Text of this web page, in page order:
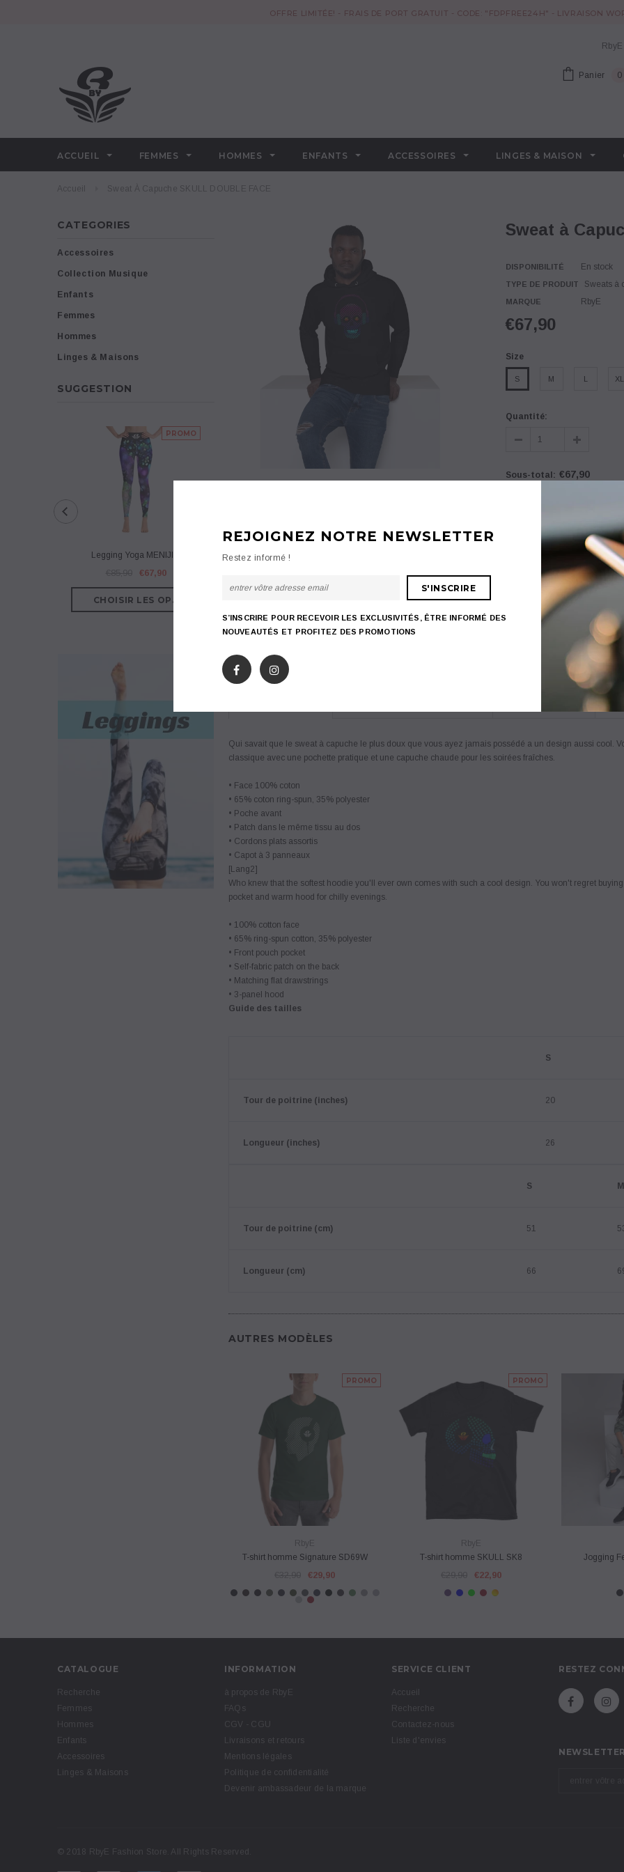
OFFRE LIMITÉE! - FRAIS DE PORT GRATUIT - CODE: "FDPFREE24H" - LIVRAISON
RbyE
Panier 0
ACCUEIL FEMMES HOMMES ENFANTS ACCESSOIRES LINGES & MAISON
Accueil Sweat À Capuche SKULL DOUBLE FACE
CATEGORIES
Accessoires
Collection Musique
Enfants
Femmes
Hommes
Linges & Maisons
SUGGESTION
PROMO
Legging Yoga MENIJIM
€67,90
PROMO
Legging Yoga Court MYRIEL
€22,90 €18,95
Maillot de Bain
€69,90
Sweat à
DISPONIBILITÉ En stock
TYPE DE PRODUIT Sweats à
MARQUE RbyE
€67,90
Size
S M L XL
Quantité:
Sous-total : €67,90
AJOUTER À LA
ACHETER
Qui savait que le sweat à capuche le plus doux que vous ayez jamais possédé a un design aussi cool.
classique avec une pochette pratique et une capuche chaude pour les soirées fraîches.
• Face 100% coton
• 65% coton ring-spun, 35% polyester
• Poche avant
• Patch dans le même tissu au dos
• Cordons plats assortis
• Capot à 3 panneaux
[Lang2]
Who knew that the softest hoodie you'll ever own comes with such a cool design. You won't regret
pocket and warm hood for chilly evenings.
• 100% cotton face
• 65% ring-spun cotton, 35% polyester
• Front pouch pocket
• Self-fabric patch on the back
• Matching flat drawstrings
• 3-panel hood
Guide des tailles
S
Tour de poitrine (inches) 20
Longueur (inches) 26
S M
Tour de poitrine (cm) 51
Longueur (cm) 66
AUTRES MODÈLES
PROMO
VUE RAPIDE
RbyE
T-shirt homme Signature SD69W
€29,90
PROMO
VUE RAPIDE
RbyE
T-shirt homme SKULL SK8
€22,90
Jogging
CATALOGUE
Recherche
Femmes
Hommes
Enfants
Accessoires
Linges & Maisons
INFORMATION
à propos de RbyE
FAQs
CGV - CGU
Livraisons et retours
Mentions légales
Politique de confidentialité
Devenir ambassadeur de la marque
SERVICE CLIENT
Accueil
Recherche
Contactez-nous
Liste d'envies
RESTEZ
NEWSLETTER
© 2018 RbyE Fashion Store. All Rights Reserved.
REJOIGNEZ NOTRE NEWSLETTER
Restez informé !
S’INSCRIRE POUR RECEVOIR LES EXCLUSIVITÉS, ÊTRE INFORMÉ DES
NOUVEAUTÉS ET PROFITEZ DES PROMOTIONS